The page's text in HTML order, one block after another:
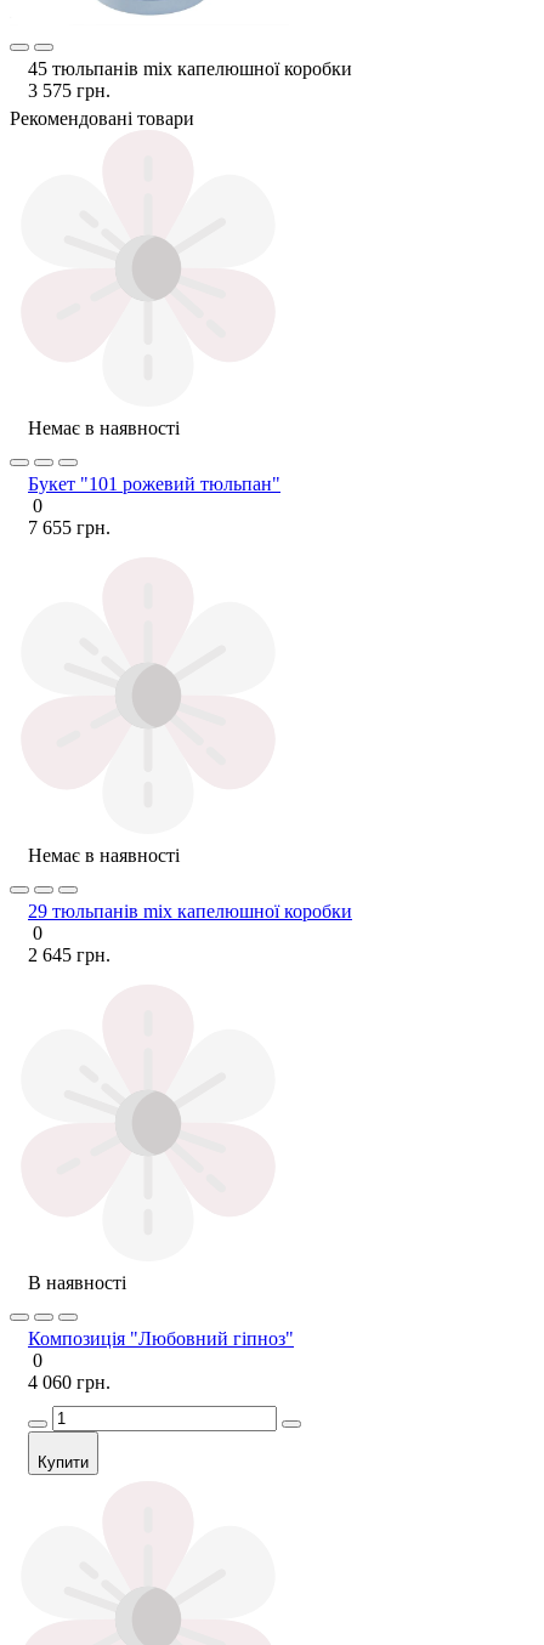
45 тюльпанів mix капелюшної коробки
3 575 грн.
Рекомендовані товари
Немає в наявності
Букет "101 рожевий тюльпан"
0
7 655 грн.
Немає в наявності
29 тюльпанів mix капелюшної коробки
0
2 645 грн.
В наявності
Композиція "Любовний гіпноз"
0
4 060 грн.
Купити